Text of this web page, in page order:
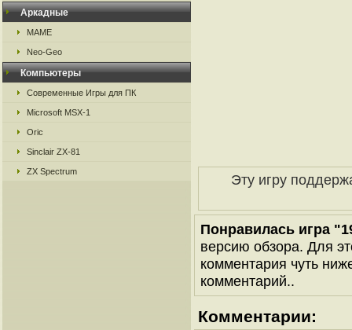
Аркадные
MAME
Neo-Geo
Компьютеры
Современные Игры для ПК
Microsoft MSX-1
Oric
Sinclair ZX-81
ZX Spectrum Эту игру
Понравилась игра
версию обзора. Для
комментария чуть
комментарий..
Комментарии: